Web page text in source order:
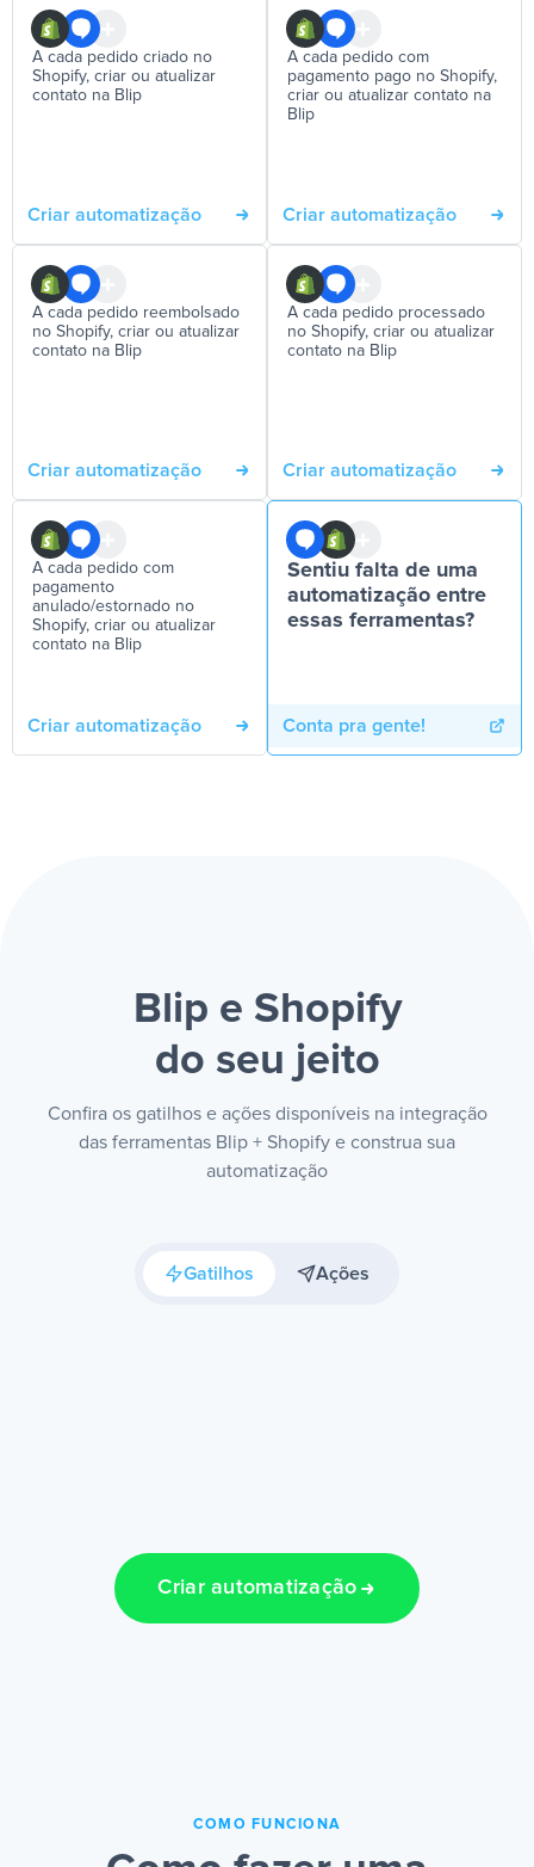
A cada pedido criado no
Shopify, criar ou atualizar
contato na Blip
Criar automatização
A cada pedido com
pagamento pago no Shopify,
criar ou atualizar contato na
Blip
Criar automatização
A cada pedido reembolsado
no Shopify, criar ou atualizar
contato na Blip
Criar automatização
A cada pedido processado
no Shopify, criar ou atualizar
contato na Blip
Criar automatização
A cada pedido com
pagamento
anulado/estornado no
Shopify, criar ou atualizar
contato na Blip
Criar automatização
Sentiu falta de uma
automatização entre
essas ferramentas?
Conta pra gente!
Blip e Shopify
do seu jeito
Confira os gatilhos e ações disponíveis na integração
das ferramentas Blip + Shopify e construa sua
automatização
Gatilhos Ações
Criar automatização
COMO FUNCIONA